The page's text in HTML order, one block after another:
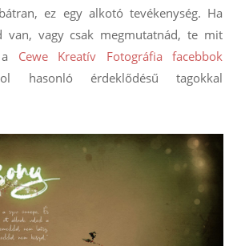
ez egy alkotó tevékenység. Ha
van, vagy csak megmutatnád, te mit
Cewe Kreatív Fotográfia facebbok
hasonló érdeklődésű tagokkal